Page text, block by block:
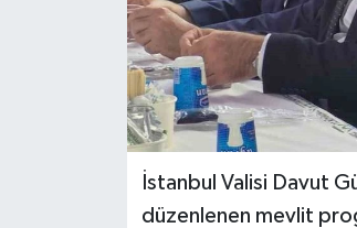
İstanbul Valisi Davut
düzenlenen mevlit